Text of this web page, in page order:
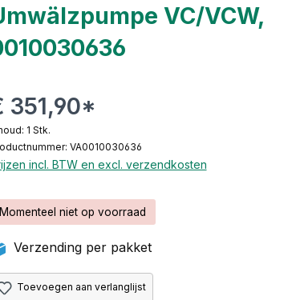
VC/VCW,
351,90*
1 Stk.
VA0010030636
incl. BTW en excl. verzendkosten
Momenteel niet op voorraad
Verzending per pakket
Toevoegen aan verlanglijst